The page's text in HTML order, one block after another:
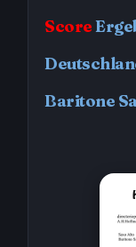
Score
Baritone